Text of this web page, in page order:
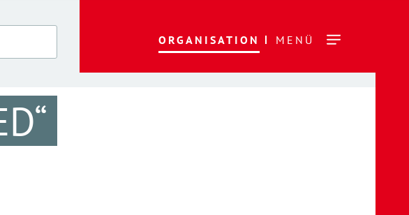
ORGANISATION MENÜ